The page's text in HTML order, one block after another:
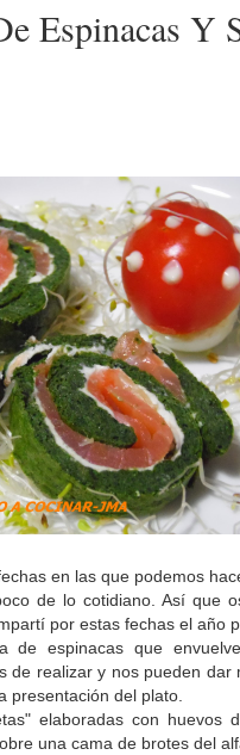
Espinacas Y
en las que podemos
de lo cotidiano. Así que
por estas fechas el año
de espinacas que
de realizar y nos pueden dar
presentación del plato.
elaboradas con huevos
una cama de brotes del